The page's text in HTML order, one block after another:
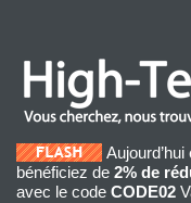
bénéficiez de 2% de
avec le code CODE02